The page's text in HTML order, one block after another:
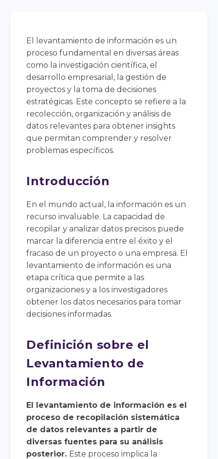
El levantamiento de información es un
proceso fundamental en diversas áreas
como la investigación científica, el
desarrollo empresarial, la gestión de
proyectos y la toma de decisiones
estratégicas. Este concepto se refiere a la
recolección, organización y análisis de
datos relevantes para obtener insights
que permitan comprender y resolver
problemas específicos.
Introducción
En el mundo actual, la información es un
recurso invaluable. La capacidad de
recopilar y analizar datos precisos puede
marcar la diferencia entre el éxito y el
fracaso de un proyecto o una empresa. El
levantamiento de información es una
etapa crítica que permite a las
organizaciones y a los investigadores
obtener los datos necesarios para tomar
decisiones informadas.
Definición sobre el
Levantamiento de
Información
El levantamiento de información es el
proceso de recopilación sistemática
de datos relevantes a partir de
diversas fuentes para su análisis
posterior. Este proceso implica la